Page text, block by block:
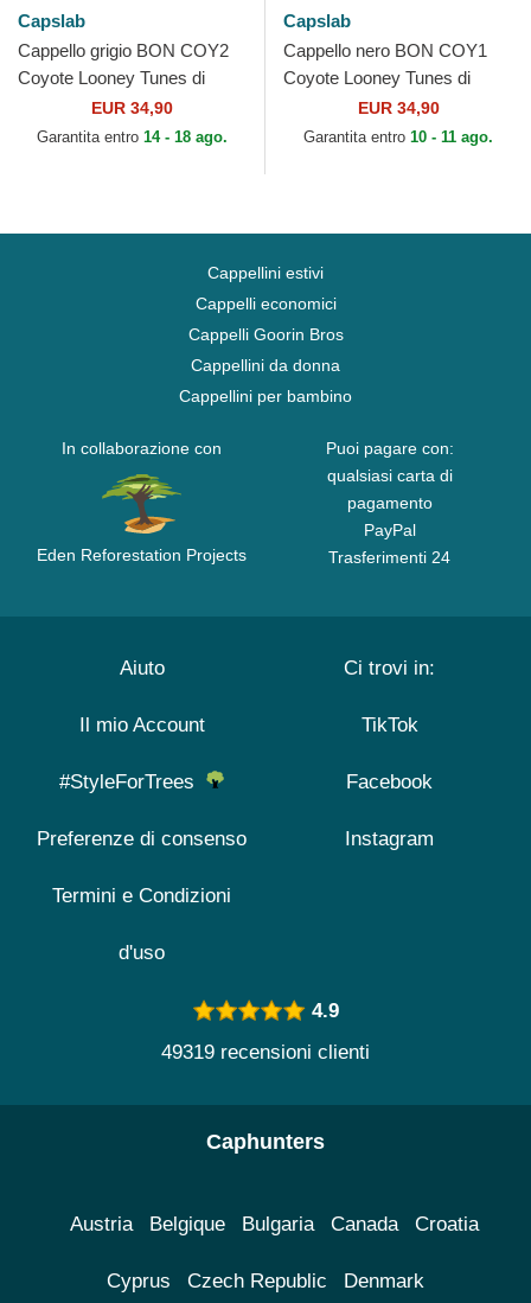
Capslab
Cappello grigio BON COY2
Coyote Looney Tunes di
EUR 34,90
Garantita entro 14 - 18 ago.
Capslab
Cappello nero BON COY1
Coyote Looney Tunes di
EUR 34,90
Garantita entro 10 - 11 ago.
Cappellini estivi
Cappelli economici
Cappelli Goorin Bros
Cappellini da donna
Cappellini per bambino
In collaborazione con
Eden Reforestation Projects
Puoi pagare con:
qualsiasi carta di
pagamento
PayPal
Trasferimenti 24
Aiuto
Il mio Account
#StyleForTrees
Preferenze di consenso
Termini e Condizioni
d'uso
Ci trovi in:
TikTok
Facebook
Instagram
4.9
49319 recensioni clienti
Caphunters
Austria Belgique Bulgaria Canada Croatia
Cyprus Czech Republic Denmark